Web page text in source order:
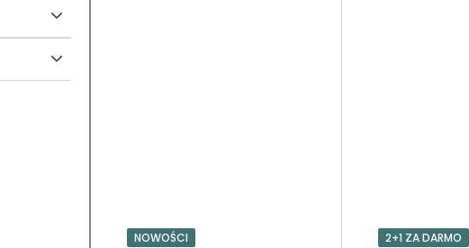
NOWOŚCI 2+1 ZA DARMO